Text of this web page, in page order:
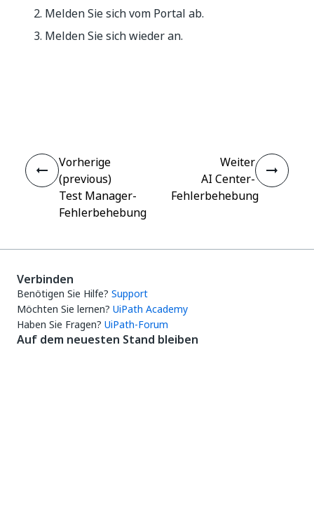
Melden Sie sich vom Portal ab.
Melden Sie sich wieder an.
Vorherige
(previous)
Test Manager-
Fehlerbehebung
Weiter
AI Center-
Fehlerbehebung
Verbinden
Benötigen Sie Hilfe? Support
Möchten Sie lernen? UiPath Academy
Haben Sie Fragen? UiPath-Forum
Auf dem neuesten Stand bleiben